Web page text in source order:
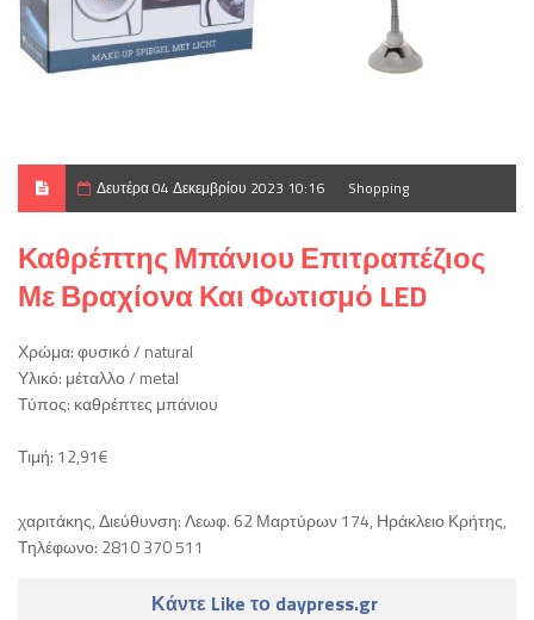
Δευτέρα 04 Δεκεμβρίου 2023 10:16 Shopping
Καθρέπτης Μπάνιου Επιτραπέζιος
Με Βραχίονα Και Φωτισμό LED
Χρώμα: φυσικό / natural
Υλικό: μέταλλο / metal
Τύπος: καθρέπτες μπάνιου
Τιμή: 12,91€
χαριτάκης, Διεύθυνση: Λεωφ. 62 Μαρτύρων 174, Ηράκλειο Κρήτης,
Τηλέφωνο: 2810 370 511
Κάντε Like το daypress.gr